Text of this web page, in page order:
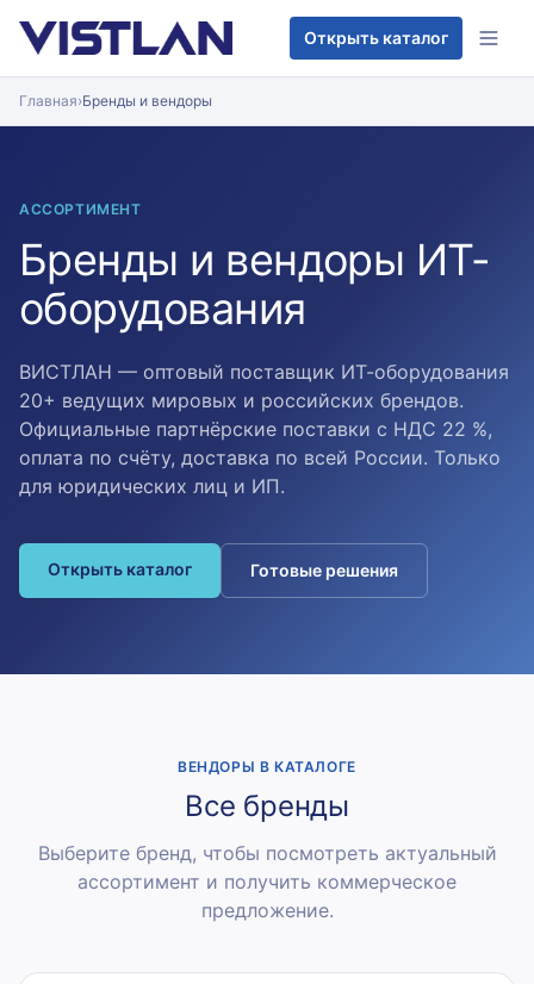
Открыть каталог
Главная›Бренды и вендоры
АССОРТИМЕНТ
Бренды и вендоры ИТ-
оборудования
ВИСТЛАН — оптовый поставщик ИТ-оборудования
20+ ведущих мировых и российских брендов.
Официальные партнёрские поставки с НДС 22 %,
оплата по счёту, доставка по всей России. Только
для юридических лиц и ИП.
Открыть каталог Готовые решения
ВЕНДОРЫ В КАТАЛОГЕ
Все бренды
Выберите бренд, чтобы посмотреть актуальный
ассортимент и получить коммерческое
предложение.